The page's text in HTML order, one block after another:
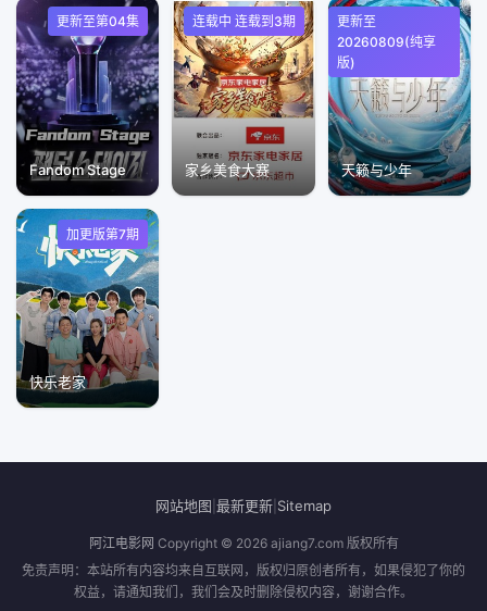
更新至第04集
Fandom Stage
连载中 连载到3期
家乡美食大赛
更新至
20260809(纯享
版)
天籁与少年
加更版第7期
快乐老家
网站地图 最新更新 Sitemap
阿江电影网 Copyright © 2026 ajiang7.com 版权所有
免责声明：本站所有内容均来自互联网，版权归原创者所有，如果侵犯了你的
权益，请通知我们，我们会及时删除侵权内容，谢谢合作。